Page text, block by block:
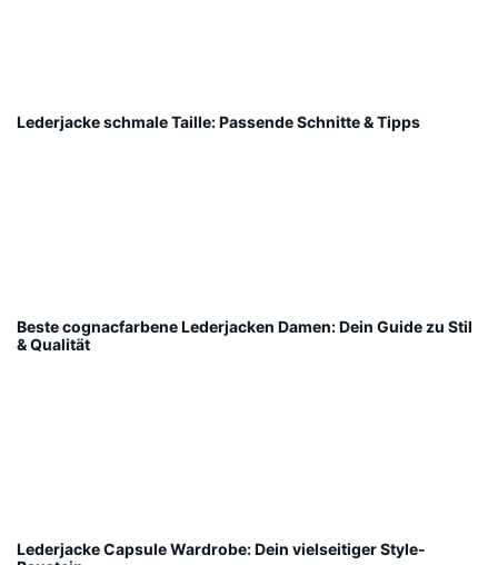
Lederjacke schmale Taille: Passende Schnitte & Tipps
Beste cognacfarbene Lederjacken Damen: Dein Guide zu Stil
& Qualität
Lederjacke Capsule Wardrobe: Dein vielseitiger Style-